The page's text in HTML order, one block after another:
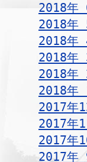
2018年
2018年
2018年
2018年
2018年
2018年
2017年
2017年
2017年
2017年